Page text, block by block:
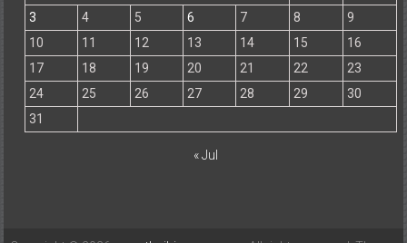
3
4 5 6 7 8
9
10
11 12 13 14 15
16
17
18 19 20 21 22
23
24
25 26 27 28 29
30
31
« Jul